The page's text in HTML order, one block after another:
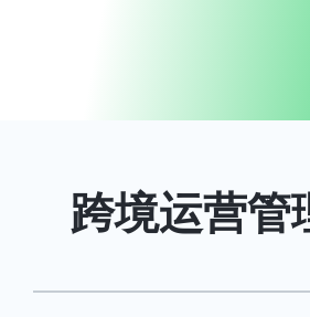
>
跨境运营管